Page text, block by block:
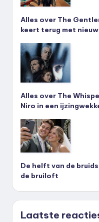
Alles over The
keert terug met
Alles over The
Niro in een
De helft van de
de bruiloft
Laatste